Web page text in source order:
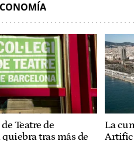
Teatre de
tras más de
La